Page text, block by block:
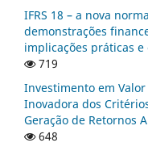
IFRS 18 – a nova
demonstrações
implicações práticas
719
Investimento em
Inovadora dos
Geração de Retornos
648